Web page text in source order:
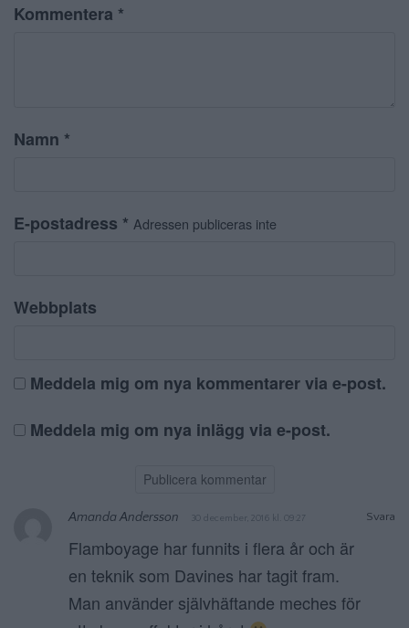
Kommentera *
Namn *
E-postadress * Adressen publiceras inte
Webbplats
Meddela mig om nya kommentarer via e-post.
Meddela mig om nya inlägg via e-post.
Svara
Amanda Andersson 30 december, 2016 kl. 09:27
Flamboyage har funnits i flera år och är
en teknik som Davines har tagit fram.
Man använder självhäftande meches för